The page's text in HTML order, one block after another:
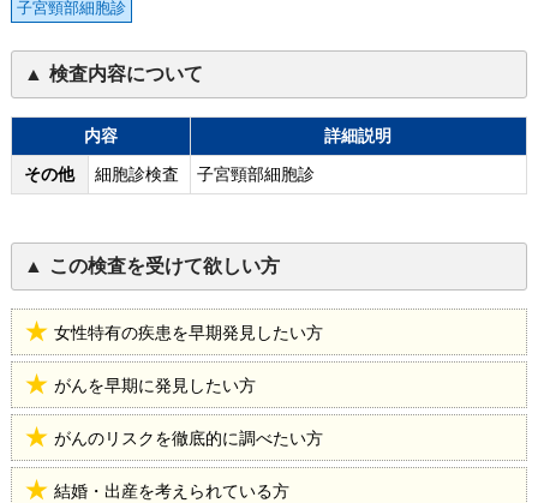
子宮頸部細胞診
検査内容について
内容
詳細説明
その他
細胞診検査 子宮頸部細胞診
この検査を受けて欲しい方
女性特有の疾患を早期発見したい方
がんを早期に発見したい方
がんのリスクを徹底的に調べたい方
結婚・出産を考えられている方